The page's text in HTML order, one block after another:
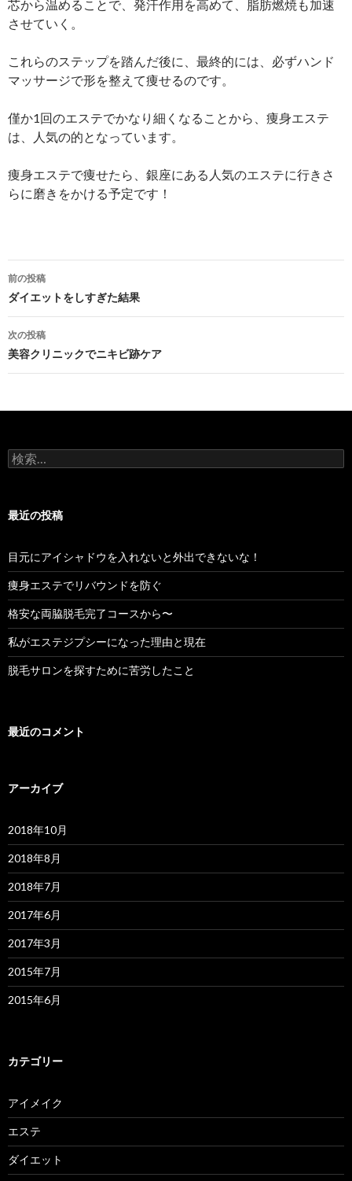
芯から温めることで、発汗作用を高めて、脂肪燃焼も加速
させていく。
これらのステップを踏んだ後に、最終的には、必ずハンド
マッサージで形を整えて痩せるのです。
僅か1回のエステでかなり細くなることから、痩身エステ
は、人気の的となっています。
痩身エステで痩せたら、銀座にある人気のエステに行きさ
らに磨きをかける予定です！
投
稿
ナ
ビ
ゲ
ー
ョ
前の投稿
ダイエットをしすぎた結果
次の投稿
美容クリニックでニキビ跡ケア
検
索:
最近の投稿
目元にアイシャドウを入れないと外出できないな！
痩身エステでリバウンドを防ぐ
格安な両脇脱毛完了コースから〜
私がエステジプシーになった理由と現在
脱毛サロンを探すために苦労したこと
最近のコメント
アーカイブ
2018年10月
2018年8月
2018年7月
2017年6月
2017年3月
2015年7月
2015年6月
カテゴリー
アイメイク
エステ
ダイエット